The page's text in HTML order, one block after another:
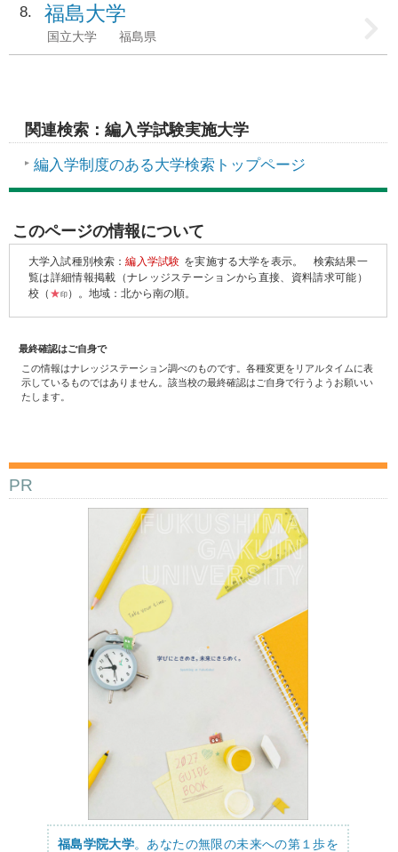
8 福島大学
国立大学 福島県
関連検索：編入学試験実施大学
編入学制度のある大学検索トップページ
このページの情報について
大学入試種別検索：編入学試験 を実施する大学を表示。
検索結果一
覧は詳細情報掲載（ナレッジステーションから直接、資料請求可能）
校（ ★印 ）。地域：北から南の順。
最終確認はご自身で
この情報はナレッジステーション調べのものです。各種変更をリアルタイムに表
示しているものではありません。該当校の最終確認はご自身で行うようお願いい
たします。
PR
福島学院大学。あなたの無限の未来への第１歩を